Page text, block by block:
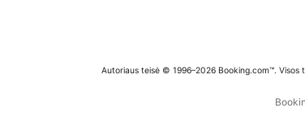
Autoriaus teisė © 1996–2026 Booking.com™. Visos